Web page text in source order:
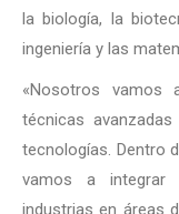
la biología, la
ingeniería y las
«Nosotros vamos
técnicas
tecnologías. Dentro
vamos a integrar
industrias en áreas